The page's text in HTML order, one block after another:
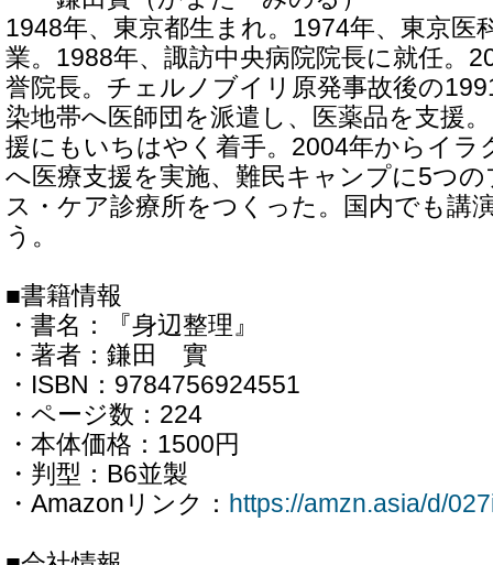
1948年、東京都生まれ。1974年、東京医
業。1988年、諏訪中央病院院長に就任。
誉院長。チェルノブイリ原発事故後の
染地帯へ医師団を派遣し、医薬品を支援
援にもいちはやく着手。2004年からイラ
へ医療支援を実施、難民キャンプに5つ
ス・ケア診療所をつくった。国内でも講
う。
■書籍情報
・書名：『身辺整理』
・著者：鎌田 實
・ISBN：9784756924551
・ページ数：224
・本体価格：1500円
・判型：B6並製
・Amazonリンク： https://amzn.asia/d/